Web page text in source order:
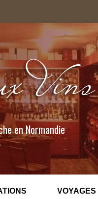
en Normandie
VOYAGES